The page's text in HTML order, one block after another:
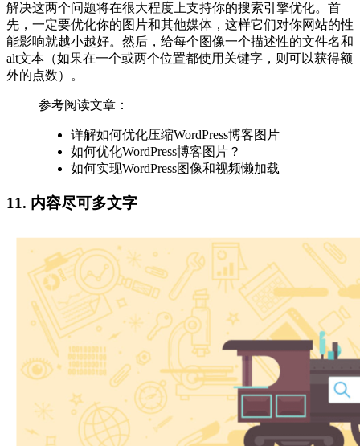
解决这两个问题将在很大程度上支持你的搜索引擎优化。首
先，一定要优化你的图片和其他媒体，这样它们对你网站的性
能影响就越小越好。然后，给每个图像一个描述性的文件名和
alt文本（如果在一个或两个位置都使用关键字，则可以获得额
外的点数）。
参考阅读文章：
详解如何优化压缩WordPress博客图片
如何优化WordPress博客图片？
如何实现WordPress图像和视频懒加载
11. 内容尽可多文字